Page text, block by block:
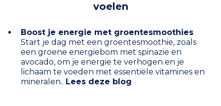
voelen
Boost je energie met groentesmoothies
Start je dag met een groentesmoothie, zoals
een groene energiebom met spinazie en
avocado, om je energie te verhogen en je
lichaam te voeden met essentiële vitamines en
mineralen.. Lees deze blog